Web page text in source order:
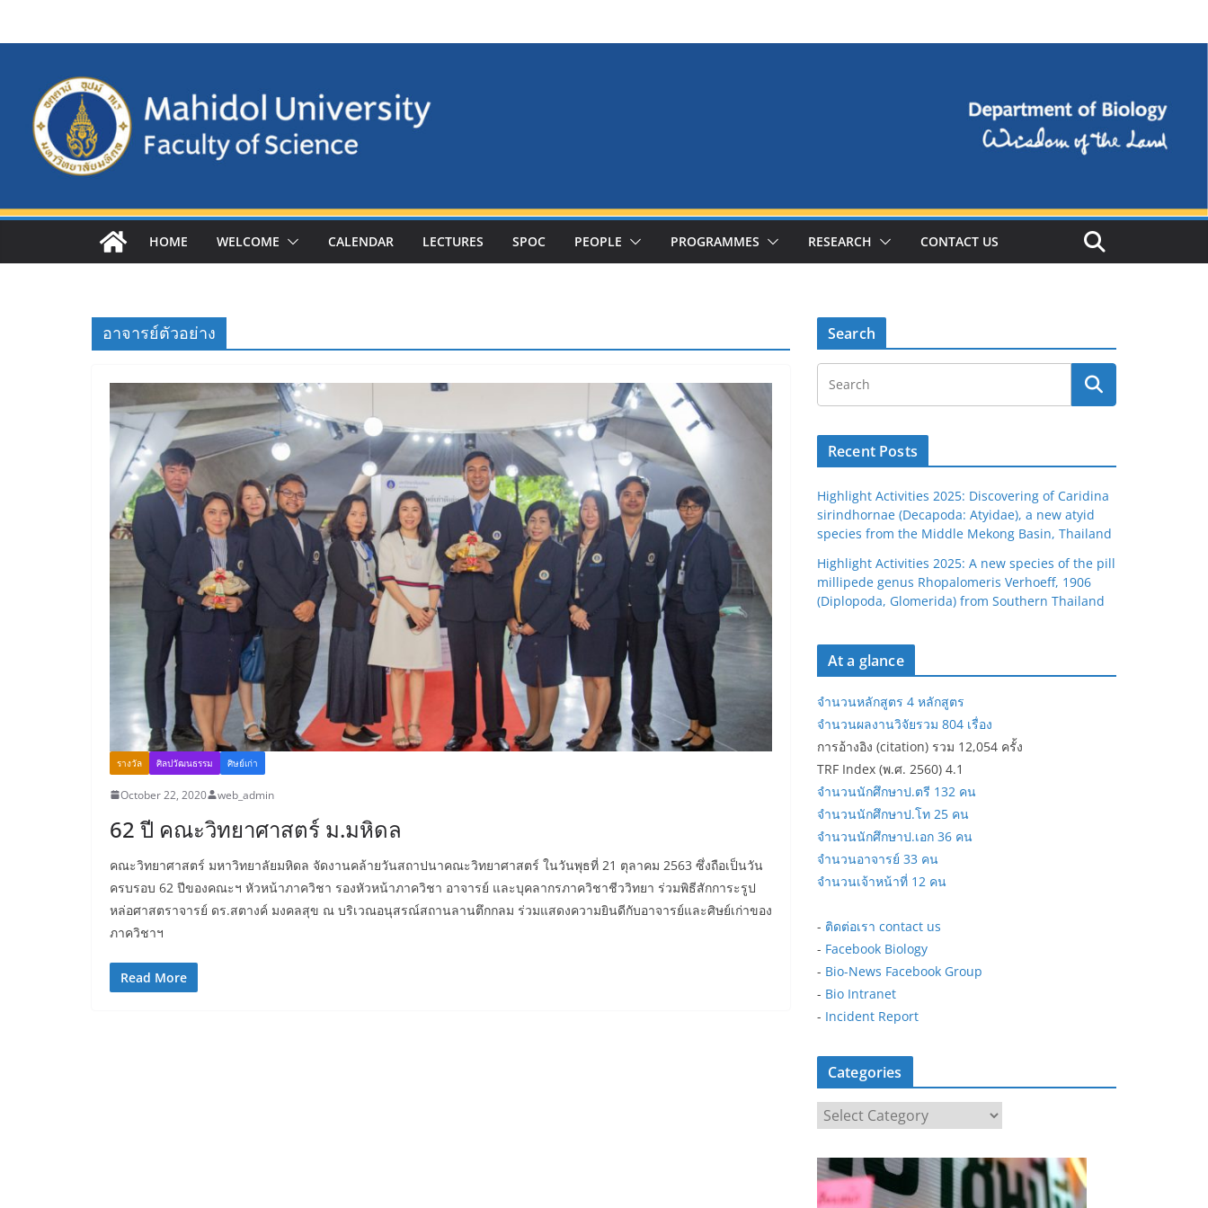
HOME WELCOME CALENDAR LECTURES SPOC PEOPLE PROGRAMMES RESEARCH CONTACT US
อาจารย์ตัวอย่าง
รางวัล ศิลปวัฒนธรรม ศิษย์เก่า
October 22, 2020 web_admin
62 ปี คณะวิทยาศาสตร์ ม.มหิดล
คณะวิทยาศาสตร์ มหาวิทยาลัยมหิดล จัดงานคล้ายวันสถาปนาคณะวิทยาศาสตร์ ในวันพุธที่ 21 ตุลาคม 2563 ซึ่งถือเป็นวัน
ครบรอบ 62 ปีของคณะฯ หัวหน้าภาควิชา รองหัวหน้าภาควิชา อาจารย์ และบุคลากรภาควิชาชีววิทยา ร่วมพิธีสักการะรูป
หล่อศาสตราจารย์ ดร.สตางค์ มงคลสุข ณ บริเวณอนุสรณ์สถานลานตึกกลม ร่วมแสดงความยินดีกับอาจารย์และศิษย์เก่าของ
ภาควิชาฯ
Read More
Search
Recent Posts
Highlight Activities 2025: Discovering of Caridina
sirindhornae (Decapoda: Atyidae), a new atyid
species from the Middle Mekong Basin, Thailand
Highlight Activities 2025: A new species of the pill
millipede genus Rhopalomeris Verhoeff, 1906
(Diplopoda, Glomerida) from Southern Thailand
At a glance
จำนวนหลักสูตร 4 หลักสูตร
จำนวนผลงานวิจัยรวม 804 เรื่อง
การอ้างอิง (citation) รวม 12,054 ครั้ง
TRF Index (พ.ศ. 2560) 4.1
จำนวนนักศึกษาป.ตรี 132 คน
จำนวนนักศึกษาป.โท 25 คน
จำนวนนักศึกษาป.เอก 36 คน
จำนวนอาจารย์ 33 คน
จำนวนเจ้าหน้าที่ 12 คน
- ติดต่อเรา contact us
- Facebook Biology
- Bio-News Facebook Group
- Bio Intranet
- Incident Report
Categories
a
t
e
g